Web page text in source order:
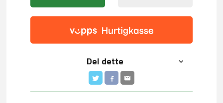
Del dette